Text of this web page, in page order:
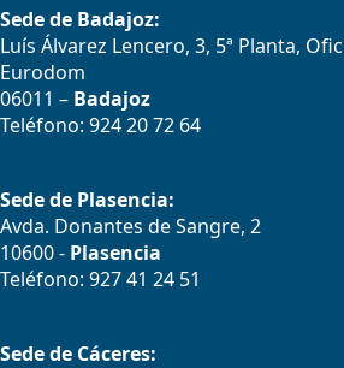
Sede de Badajoz:
Luís Álvarez Lencero, 3, 5ª Planta,
Eurodom
06011 – Badajoz
Teléfono: 924 20 72 64
Sede de Plasencia:
Avda. Donantes de Sangre, 2
10600 - Plasencia
Teléfono: 927 41 24 51
Sede de Cáceres: